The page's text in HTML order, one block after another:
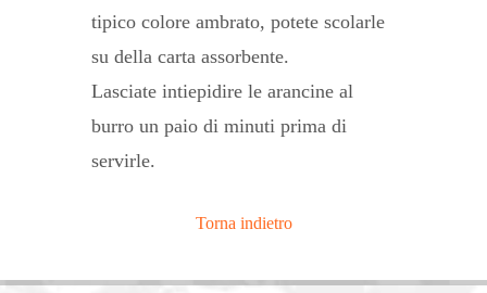
tipico colore ambrato, potete scolarle
su della carta assorbente.
Lasciate intiepidire le arancine al
burro un paio di minuti prima di
servirle.
Torna indietro